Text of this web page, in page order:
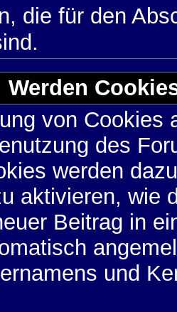
die für den
Werden
von
des
werden
aktivieren, wie
Beitrag in
und